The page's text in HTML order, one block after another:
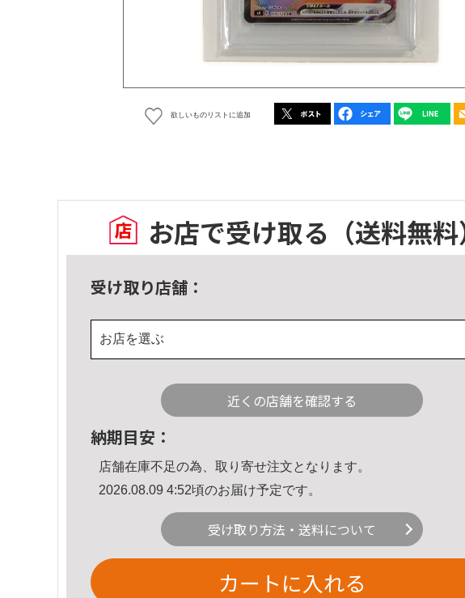
欲しいものリストに追加
お店で受け取る （送料無料
受け取り店舗：
お店を選ぶ
近くの店舗を確認する
納期目安：
店舗在庫不足の為、取り寄せ注文となります。
2026.08.09 4:52頃のお届け予定です。
受け取り方法・送料について
カートに入れる